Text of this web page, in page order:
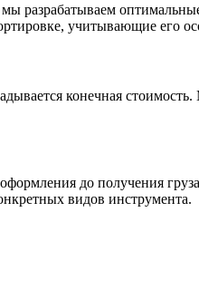
разрабатываем
учитывающие его
конечная
до получения
видов инструмента.